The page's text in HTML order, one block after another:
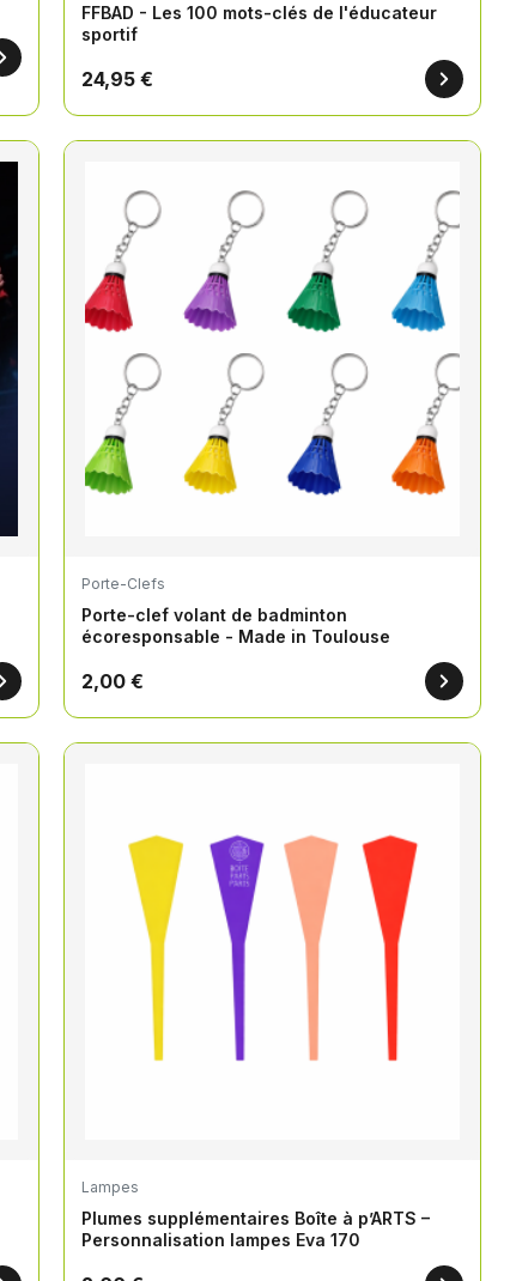
FFBAD - Les 100 mots-clés de l'éducateur
sportif
24,95 €
Porte-Clefs
Porte-clef volant de badminton
écoresponsable - Made in Toulouse
2,00 €
Lampes
Plumes supplémentaires Boîte à p’ARTS –
Personnalisation lampes Eva 170